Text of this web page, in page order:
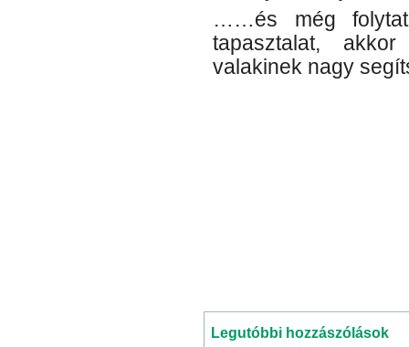
……és még
tapasztalat,
valakinek nagy
Legutóbbi hozzászólások